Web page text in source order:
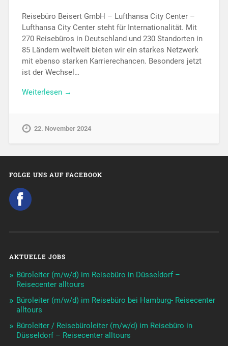
Reisebüro Beisert GmbH – Lufthansa City Center –
Lufthansa City Center steht für Internationalität. Mit
270 Reisebüros in Deutschland und 230 Standorten in
85 Ländern weltweit bieten wir ein starkes Netzwerk
mit ebenso starken Karrierechancen. Besonders jetzt
ist der Wechsel…
Weiterlesen →
22. November 2024
FOLGE UNS AUF FACEBOOK
AKTUELLE JOBS
Büroleiter (m/w/d) im Reisebüro in Düsseldorf –
Reisecenter alltours
Büroleiter (m/w/d) im Reisebüro bei Hamburg- Reisecenter
alltours
Büroleiter / Reisebüroleiter (m/w/d) im Reisebüro in
Düsseldorf – Reisecenter alltours